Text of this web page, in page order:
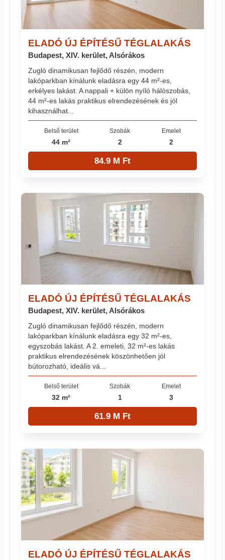
ELADÓ ÚJ ÉPÍTÉSŰ TÉGLALAKÁS
Budapest, XIV. kerület, Alsórákos
Zugló dinamikusan fejlődő részén, modern
lakóparkban kínálunk eladásra egy 44 m²-es,
erkélyes lakást. A nappali + külön nyíló hálószobás,
44 m²-es lakás praktikus elrendezésének és jól
kihasználhat...
Belső terület
44 m²
Szobák
2
Emelet
2
84.9 M Ft
ELADÓ ÚJ ÉPÍTÉSŰ TÉGLALAKÁS
Budapest, XIV. kerület, Alsórákos
Zugló dinamikusan fejlődő részén, modern
lakóparkban kínálunk eladásra egy 32 m²-es,
egyszobás lakást. A 2. emeleti, 32 m²-es lakás
praktikus elrendezésének köszönhetően jól
bútorozható, ideális vá...
Belső terület
32 m²
Szobák
1
Emelet
3
61.9 M Ft
ELADÓ ÚJ ÉPÍTÉSŰ TÉGLALAKÁS